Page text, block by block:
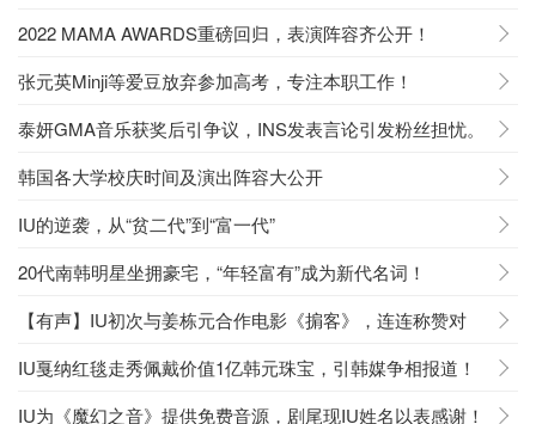
2022 MAMA AWARDS重磅回归，表演阵容齐公开！
张元英Minji等爱豆放弃参加高考，专注本职工作！
泰妍GMA音乐获奖后引争议，INS发表言论引发粉丝担忧。
韩国各大学校庆时间及演出阵容大公开
IU的逆袭，从“贫二代”到“富一代”
20代南韩明星坐拥豪宅，“年轻富有”成为新代名词！
【有声】IU初次与姜栋元合作电影《掮客》，连连称赞对
方。
IU戛纳红毯走秀佩戴价值1亿韩元珠宝，引韩媒争相报道！
IU为《魔幻之音》提供免费音源，剧尾现IU姓名以表感谢！